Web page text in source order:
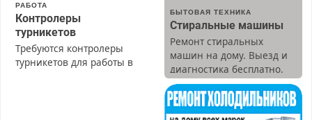
РАБОТА
Контролеры
турникетов
Требуются контролеры
турникетов для работы в
БЫТОВАЯ ТЕХНИКА
Стиральные машины
Ремонт стиральных
машин на дому. Выезд и
диагностика бесплатно.
Предусмотрены скидки.